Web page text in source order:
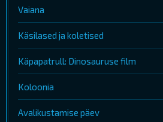
Vaiana
Käsilased ja koletised
Käpapatrull: Dinosauruse film
Koloonia
Avalikustamise päev